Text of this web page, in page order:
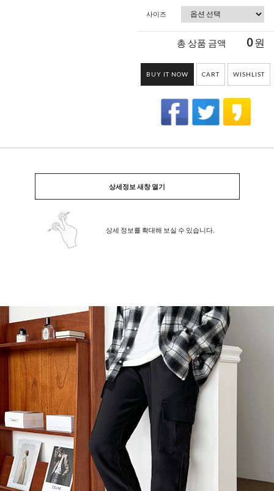
사이즈
총 상품 금액 0원
BUY IT NOW CART WISHLIST
상세정보 새창 열기
상세 정보를 확대해 보실 수 있습니다.